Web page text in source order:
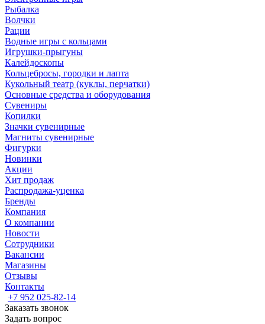
Рыбалка
Волчки
Рации
Водные игры с кольцами
Игрушки-прыгуны
Калейдоскопы
Кольцебросы, городки и лапта
Кукольный театр (куклы, перчатки)
Основные средства и оборудования
Сувениры
Копилки
Значки сувенирные
Магниты сувенирные
Фигурки
Новинки
Акции
Хит продаж
Распродажа-уценка
Бренды
Компания
О компании
Новости
Сотрудники
Вакансии
Магазины
Отзывы
Контакты
+7 952 025-82-14
Заказать звонок
Задать вопрос